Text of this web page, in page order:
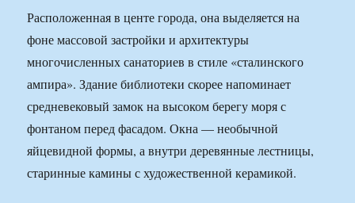
Расположенная в центе города, она выделяется на
фоне массовой застройки и архитектуры
многочисленных санаториев в стиле «сталинского
ампира». Здание библиотеки скорее напоминает
средневековый замок на высоком берегу моря с
фонтаном перед фасадом. Окна — необычной
яйцевидной формы, а внутри деревянные лестницы,
старинные камины с художественной керамикой.